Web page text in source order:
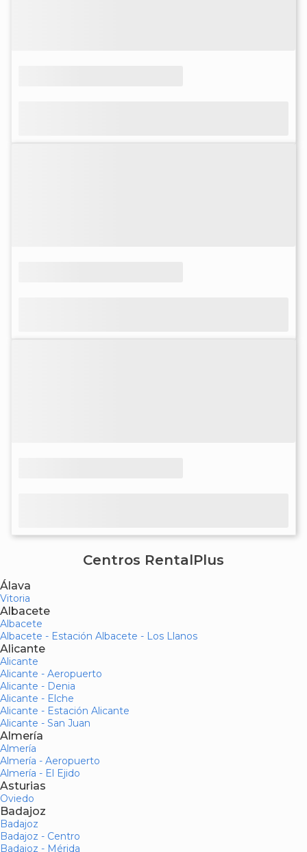
Centros RentalPlus
Álava
Vitoria
Albacete
Albacete
Albacete - Estación Albacete - Los Llanos
Alicante
Alicante
Alicante - Aeropuerto
Alicante - Denia
Alicante - Elche
Alicante - Estación Alicante
Alicante - San Juan
Almería
Almería
Almería - Aeropuerto
Almería - El Ejido
Asturias
Oviedo
Badajoz
Badajoz
Badajoz - Centro
Badajoz - Mérida